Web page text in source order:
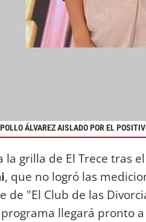
ÁLVAREZ AISLADO POR EL
la grilla de El Trece tras
, que no logró las
de "El Club de las
llegará pronto